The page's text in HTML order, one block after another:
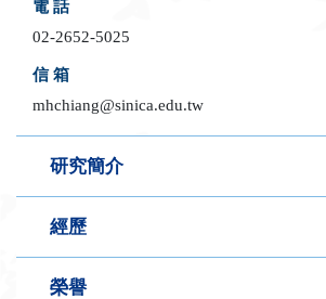
電 話
02-2652-5025
信 箱
mhchiang@sinica.edu.tw
研究簡介
經歷
榮譽